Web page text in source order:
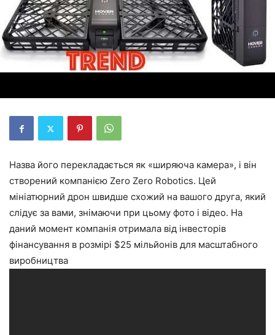
Назва його перекладається як «ширяюча камера», і він
створений компанією Zero Zero Robotics. Цей
мініатюрний дрон швидше схожий на вашого друга, який
слідує за вами, знімаючи при цьому фото і відео. На
даний момент компанія отримала від інвесторів
фінансування в розмірі $25 мільйонів для масштабного
виробництва